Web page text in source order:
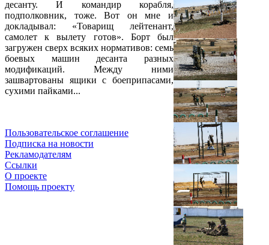
десанту. И командир корабля,
подполковник, тоже. Вот он мне и
докладывал: «Товарищ лейтенант,
самолет к вылету готов». Борт был
загружен сверх всяких нормативов: семь
боевых машин десанта разных
модификаций. Между ними
зашвартованы ящики с боеприпасами,
сухими пайками...
Пользовательское соглашение
Подписка на новости
Рекламодателям
Ссылки
О проекте
Помощь проекту